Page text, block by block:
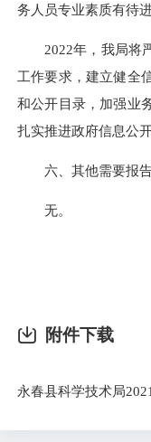
务人员专业素质有待
2022年，我局将严
工作要求，建立健全
和公开目录，加强业
扎实推进政府信息公开
六、其他需要报告
无。
附件下载
永春县科学技术局